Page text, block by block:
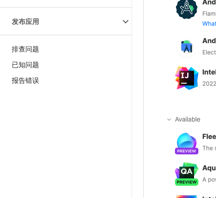
发布应用
排查问题
已知问题
报告错误